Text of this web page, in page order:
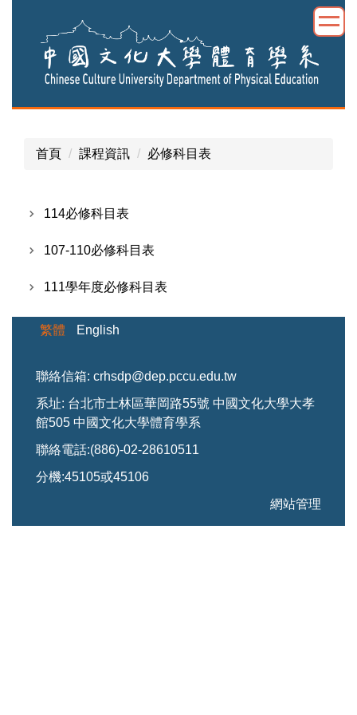
容
首頁
課程資訊 必修科目表
114必修科目表
107-110必修科目表
111學年度必修科目表
繁體 English
聯絡信箱: crhsdp@dep.pccu.edu.tw
系址: 台北市士林區華岡路55號 中國文化大學大孝
館505 中國文化大學體育學系
聯絡電話:(886)-02-28610511
分機:45105或45106
網站管理